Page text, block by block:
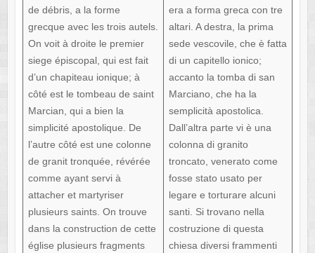
de débris, a la forme
grecque avec les trois autels.
On voit à droite le premier
siege épiscopal, qui est fait
d’un chapiteau ionique; à
côté est le tombeau de saint
Marcian, qui a bien la
simplicité apostolique. De
l’autre côté est une colonne
de granit tronquée, révérée
comme ayant servi à
attacher et martyriser
plusieurs saints. On trouve
dans la construction de cette
église plusieurs fragments
era a forma greca con tre
altari. A destra, la prima
sede vescovile, che è fatta
di un capitello ionico;
accanto la tomba di san
Marciano, che ha la
semplicità apostolica.
Dall’altra parte vi è una
colonna di granito
troncato, venerato come
fosse stato usato per
legare e torturare alcuni
santi. Si trovano nella
costruzione di questa
chiesa diversi frammenti